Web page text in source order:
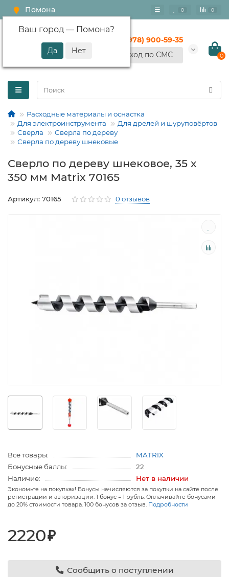
Помона
Ваш город — Помона?
0 0
+7 (978) 900-59-35
Вход по СМС
0
Расходные материалы и оснастка
Для электроинструмента
Для дрелей и шуруповёртов
Сверла
Сверла по дереву
Сверла по дереву шнековые
Сверло по дереву шнековое, 35 х
350 мм Matrix 70165
Артикул: 70165 0 отзывов
Все товары:
MATRIX
Бонусные баллы:
22
Наличие:
Нет в наличии
Экономьте на покупках! Бонусы начисляются за покупки на сайте после
регистрации и авторизации. 1 бонус = 1 рубль. Оплачивайте бонусами
до 20% стоимости товара. 100 бонусов за отзыв. Подробности
2220₽
Сообщить о поступлении